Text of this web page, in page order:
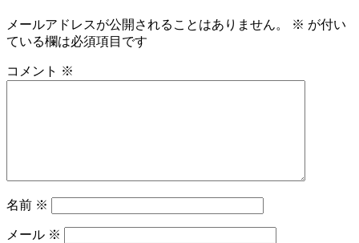
メールアドレスが公開されることはありません。 ※ が付い
ている欄は必須項目です
コメント ※
名前 ※
メール ※